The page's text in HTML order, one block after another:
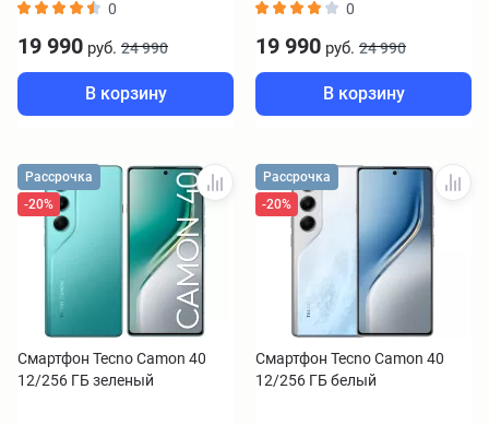
0
19 990 руб. 24 990
В корзину
0
19 990 руб. 24 990
В корзину
Рассрочка
-20%
Смартфон Tecno Camon 40
12/256 ГБ зеленый
Рассрочка
-20%
Смартфон Tecno Camon 40
12/256 ГБ белый